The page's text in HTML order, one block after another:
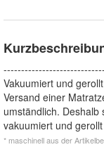
Vakuumiert und
Versand einer
umständlich.
vakuumiert und
* maschinell aus der